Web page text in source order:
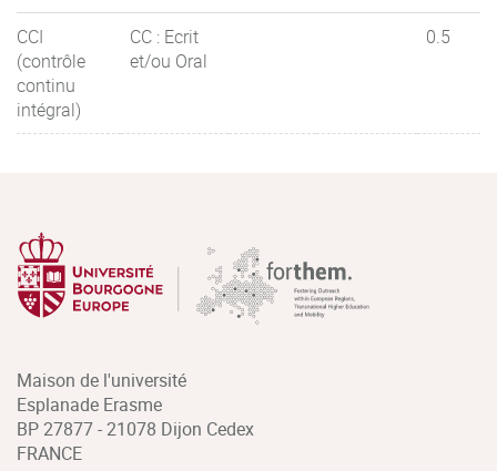
CCI
(contrôle
continu
intégral)
CC : Ecrit
et/ou Oral
0.5
Maison de l'université
Esplanade Erasme
BP 27877 - 21078 Dijon Cedex
FRANCE